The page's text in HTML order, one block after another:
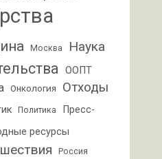
Москва Наука
ООПТ
Онкология Отходы
Политика
Пресс-
ресурсы
Россия